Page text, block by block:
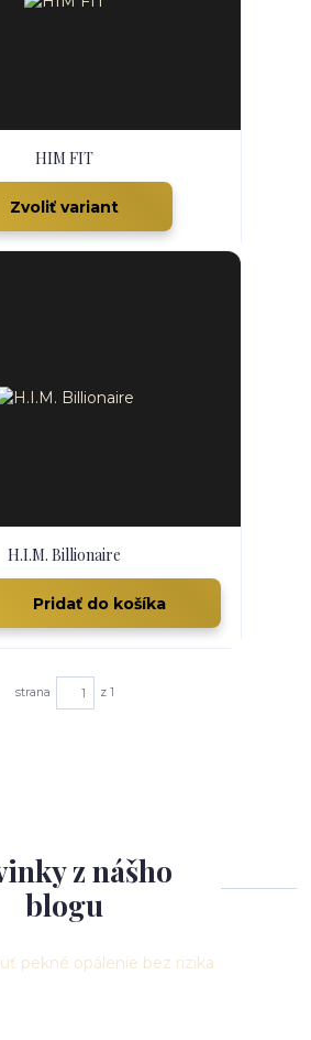
HIM FIT
Zvoliť variant
H.I.M. Billionaire
Pridať do košíka
strana z 1
z nášho
blogu